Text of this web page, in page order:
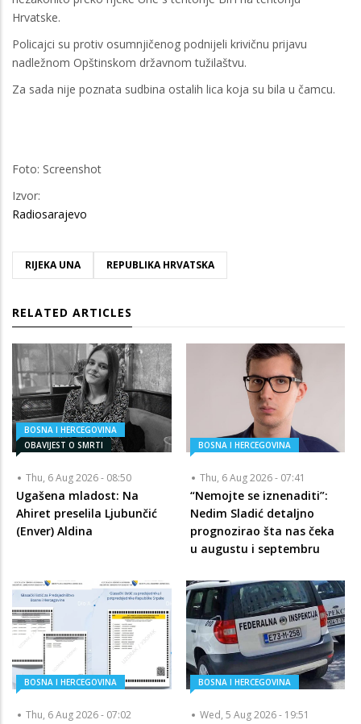
Hrvatske.
Policajci su protiv osumnjičenog podnijeli krivičnu prijavu
nadležnom Opštinskom državnom tužilaštvu.
Za sada nije poznata sudbina ostalih lica koja su bila u čamcu.
Foto: Screenshot
Izvor:
Radiosarajevo
RIJEKA UNA REPUBLIKA HRVATSKA
RELATED ARTICLES
BOSNA I HERCEGOVINA
OBAVIJEST O SMRTI
Thu, 6 Aug 2026 - 08:50
Ugašena mladost: Na
Ahiret preselila Ljubunčić
(Enver) Aldina
BOSNA I HERCEGOVINA
Thu, 6 Aug 2026 - 07:41
“Nemojte se iznenaditi”:
Nedim Sladić detaljno
prognozirao šta nas čeka
u augustu i septembru
BOSNA I HERCEGOVINA
Thu, 6 Aug 2026 - 07:02
BOSNA I HERCEGOVINA
Wed, 5 Aug 2026 - 19:51